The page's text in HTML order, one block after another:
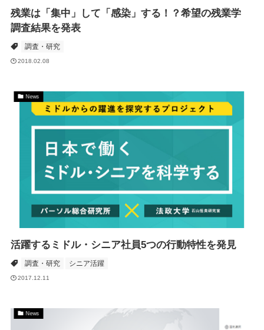
残業は「集中」して「感染」する！？希望の残業学
調査結果を発表
調査・研究
2018.02.08
News
活躍するミドル・シニア社員5つの行動特性を発見
調査・研究 シニア活躍
2017.12.11
News